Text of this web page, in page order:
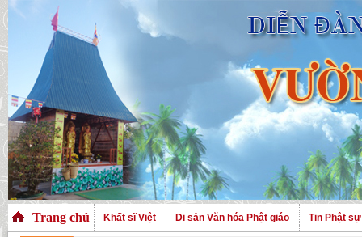
Trang chủ Khất sĩ Việt Di sản Văn hóa Phật giáo Tin Phật sự